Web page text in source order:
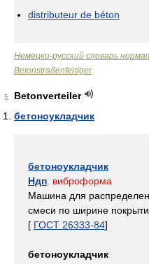
distributeur de béton
Немецко-русский словарь
Betonstraßenfertiger
5
Betonverteiler
бетоноукладчик
бетоноукладчик
Ндп . виброформа
Машина для
смеси по ширине
[ ГОСТ 26333-84]
бетоноукладчик